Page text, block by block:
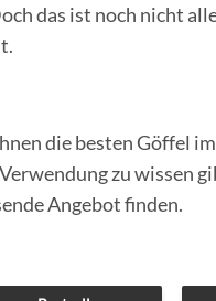
das ist noch nicht
die besten Göffel
zu wissen
Angebot finden.